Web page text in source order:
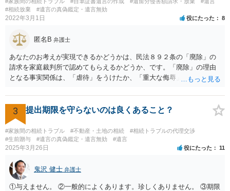
にチップが埋められている」等、おかしかったです。 当時の診療記
録、介護認定の資料、介護記録を取得して 弁護士に面談で相談された
#相続放棄
#遺言の真偽鑑定・遺言無効
2022年3月1日 役にたった 8
匿名B 弁護士
あなたのお考えが実現できるかどうかは、民法８９２条の「廃除」の
請求を家庭裁判所で認めてもらえるかどうか、です。「廃除」の理由
となる事実関係は、「虐待」をうけたか、「重大な侮辱」を受けた
「廃除」は遺言でも可能です（民法８９３条）。 弁護士に具体的な事
情を話して相談して、「廃除」が可能か、実際に法律相談を受けるこ
とをお勧めします。
3 提出期限を守らないのは良くあること？
#家族間の相続トラブル #不動産・土地の相続
#相続トラブルの代理交渉
#生前贈与
#遺言の真偽鑑定・遺言無効 #遺言
2025年3月26日 役にたった 11
鬼沢 健士 弁護士
①与えません。 ②一般的によくあります。珍しくありません。 ③期限